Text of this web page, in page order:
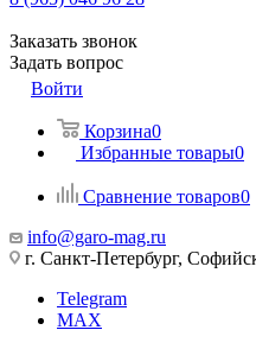
Заказать звонок
Задать вопрос
Войти
Корзина0
Избранные товары0
Сравнение товаров0
info@garo-mag.ru
г. Санкт-Петербург,
Telegram
MAX